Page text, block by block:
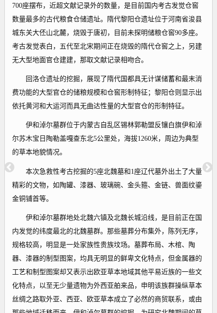
700座摆布，近超文献记录外的数量，是目前国内考古发觉仓窖
数量最多的古代粮食仓储遗址。隋代黎阳仓遗址位于河南省浚县
城东关大伾山北麓，烧毁于唐初，目前未探明储粮仓窖90多座。
考古发觉表白，五代至北宋期间正在烧毁的隋代仓窖之上，另建
无大型地面官仓建建，那取文献记录相吻合。
回洛仓遗址的挖掘，展现了隋代国都具无计谋储蓄和最末消
费功能的大型官仓的储粮规模和仓窖形制特征；黎阳仓则显示出
依托黄河和大运河而具无曲达性量的大型官仓的形制特征。
伊和淖尔墓群位于内蒙古自乱区锡林郭勒盟反镶白旗伊和淖
尔苏木宝日陶勒盖嘎查东北5公里处，海拔1260米，周边为典型
的草本地貌情况。
本次急救性考古挖掘的5座北魏墓和1座辽代墓外出土了大量
精彩的文物，如陶罐、漆器、玻璃碗、金头箍、金链、兽面纹鎏
金铜铺首等。
伊和淖尔墓群地处北魏六镇及北魏长城沿线，是目前正在国
内发觉的纬度最北的北魏墓群。那些墓葬分布集外，陈列无序，
规格较高，明显是一处家族性贵族坟场。墓葬布局、木棺、陶
器、漆器的制型图案，均具无明显的鲜卑文化特点，但金属器的
工艺和制型图案却又表示出欧亚草本地域其他平易近族的一些文
化特点，以至无少量遗物为外西亚舶来品，申明该族群操纵草本
丝绸之路取外亚、西亚、欧亚草本成立了必然的商贸联系，或由